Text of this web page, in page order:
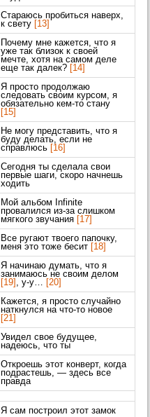
Стараюсь пробиться наверх,
к свету
[13]
Почему мне кажется, что я
уже так близок к своей
мечте, хотя на самом деле
еще так далек?
[14]
Я просто продолжаю
следовать своим курсом, я
обязательно кем-то стану
[15]
Не могу представить, что я
буду делать, если не
справлюсь
[16]
Сегодня ты сделала свои
первые шаги, скоро начнешь
ходить
Мой альбом Infinite
провалился из-за слишком
мягкого звучания
[17]
Все ругают твоего папочку,
меня это тоже бесит
[18]
Я начинаю думать, что я
занимаюсь не своим делом
[19] , у-у… [20]
Кажется, я просто случайно
наткнулся на что-то новое
[21]
Увидел свое будущее,
надеюсь, что ты
Откроешь этот конверт, когда
подрастешь, — здесь все
правда
Я сам построил этот замок